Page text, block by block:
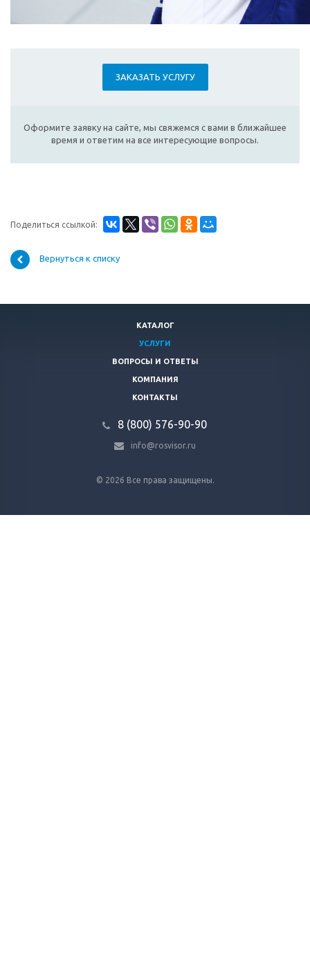
ЗАКАЗАТЬ УСЛУГУ
Оформите заявку на сайте, мы свяжемся с вами в ближайшее
время и ответим на все интересующие вопросы.
Поделиться ссылкой:
Вернуться к списку
КАТАЛОГ
УСЛУГИ
ВОПРОСЫ И ОТВЕТЫ
КОМПАНИЯ
КОНТАКТЫ
8 (800) 576-90-90
info@rosvisor.ru
© 2026 Все права защищены.